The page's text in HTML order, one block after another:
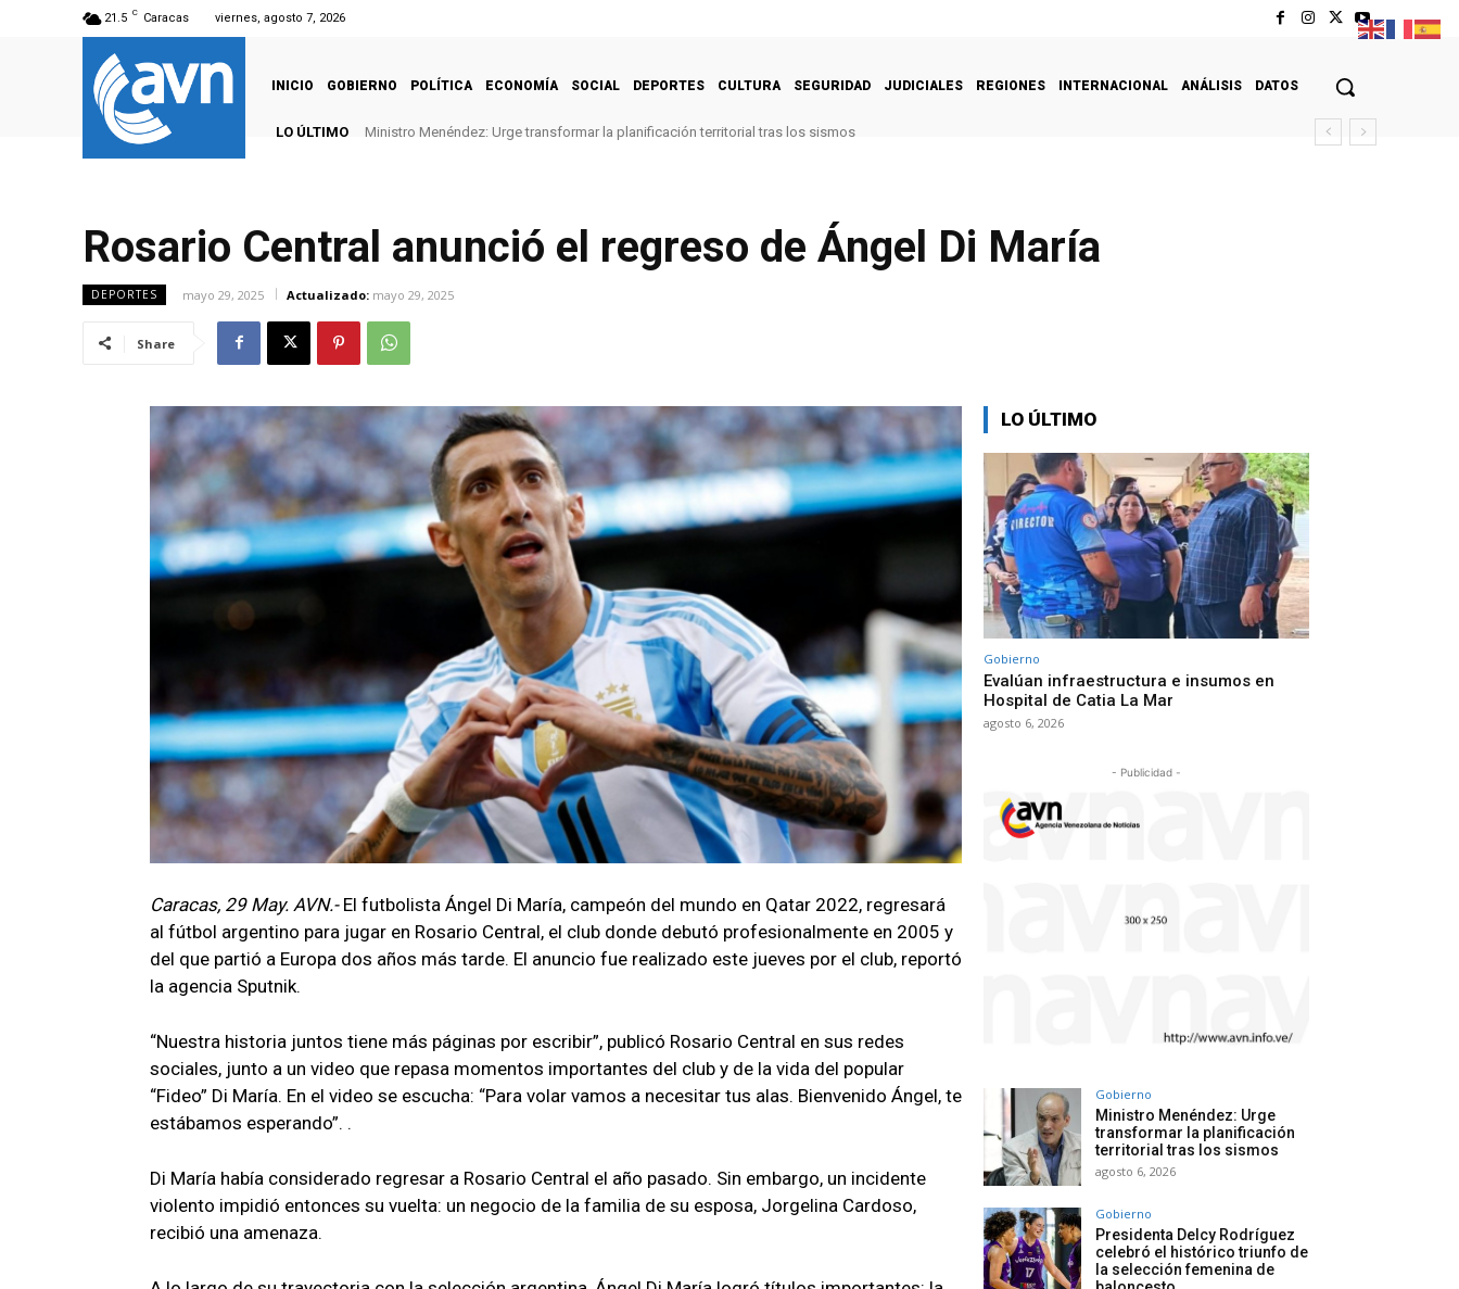
21.5 C Caracas viernes, agosto 7, 2026
INICIO GOBIERNO POLÍTICA ECONOMÍA SOCIAL DEPORTES CULTURA SEGURIDAD JUDICIALES REGIONES INTERNACIONAL ANÁLISIS DATOS
LO ÚLTIMO Ministro Menéndez: Urge transformar la planificación territorial tras los sismos
Rosario Central anunció el regreso de Ángel Di María
DEPORTES mayo 29, 2025 Actualizado: mayo 29, 2025
Share
Caracas, 29 May. AVN.- El futbolista Ángel Di María, campeón del mundo en Qatar 2022, regresará
al fútbol argentino para jugar en Rosario Central, el club donde debutó profesionalmente en 2005 y
del que partió a Europa dos años más tarde. El anuncio fue realizado este jueves por el club, reportó
la agencia Sputnik.
“Nuestra historia juntos tiene más páginas por escribir”, publicó Rosario Central en sus redes
sociales, junto a un video que repasa momentos importantes del club y de la vida del popular
“Fideo” Di María. En el video se escucha: “Para volar vamos a necesitar tus alas. Bienvenido Ángel, te
estábamos esperando”. .
Di María había considerado regresar a Rosario Central el año pasado. Sin embargo, un incidente
violento impidió entonces su vuelta: un negocio de la familia de su esposa, Jorgelina Cardoso,
recibió una amenaza.
LO ÚLTIMO
Gobierno
Evalúan infraestructura e insumos en
Hospital de Catia La Mar
agosto 6, 2026
- Publicidad -
Gobierno
Ministro Menéndez: Urge
transformar la planificación
territorial tras los sismos
agosto 6, 2026
Gobierno
Presidenta Delcy Rodríguez
celebró el histórico triunfo de
la selección femenina de